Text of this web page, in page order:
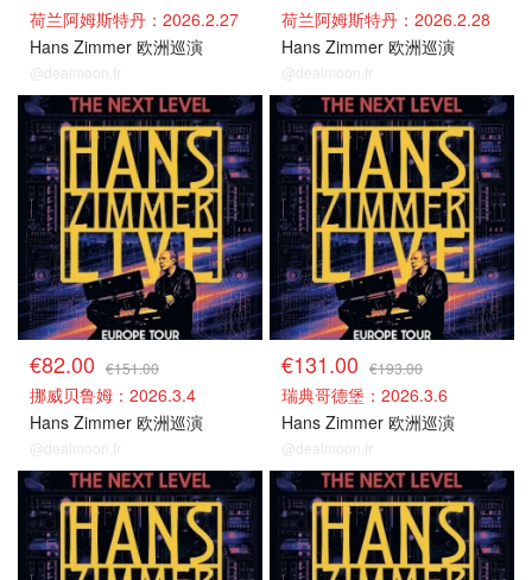
荷兰阿姆斯特丹：2026.2.27
Hans Zimmer 欧洲巡演
@dealmoon.fr
荷兰阿姆斯特丹：2026.2.28
Hans Zimmer 欧洲巡演
@dealmoon.fr
其他场次
€82.00 €151.00
挪威贝鲁姆：2026.3.4
Hans Zimmer 欧洲巡演
@dealmoon.fr
其他场次
€131.00 €193.00
瑞典哥德堡：2026.3.6
Hans Zimmer 欧洲巡演
@dealmoon.fr
其他场次 其他场次